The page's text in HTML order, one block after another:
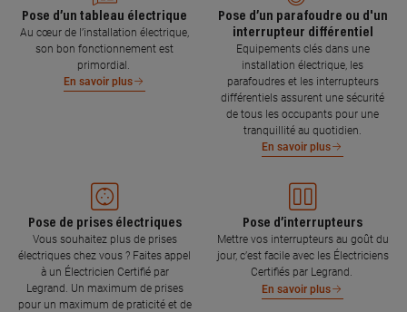
Pose d’un tableau électrique
Au cœur de l’installation électrique,
son bon fonctionnement est
primordial.
En savoir plus
Pose d’un parafoudre ou d'un
interrupteur différentiel
Equipements clés dans une
installation électrique, les
parafoudres et les interrupteurs
différentiels assurent une sécurité
de tous les occupants pour une
tranquillité au quotidien.
En savoir plus
Pose de prises électriques
Vous souhaitez plus de prises
électriques chez vous ? Faites appel
à un Électricien Certifié par
Legrand. Un maximum de prises
pour un maximum de praticité et de
Pose d’interrupteurs
Mettre vos interrupteurs au goût du
jour, c’est facile avec les Électriciens
Certifiés par Legrand.
En savoir plus